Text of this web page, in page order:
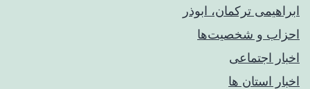
ابراهیمی ترکمان، ابوذر
احزاب و شخصیت‌ها
اخبار اجتماعی
اخبار استان ها